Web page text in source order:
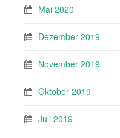
Mai 2020
Dezember 2019
November 2019
Oktober 2019
Juli 2019